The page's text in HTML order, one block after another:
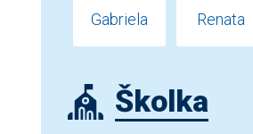
Gabriela Renata
Školka